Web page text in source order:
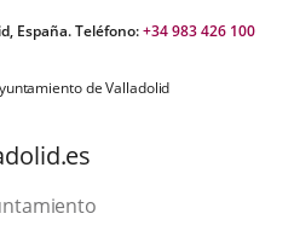
España. Teléfono:+34 983 426 100
de Valladolid